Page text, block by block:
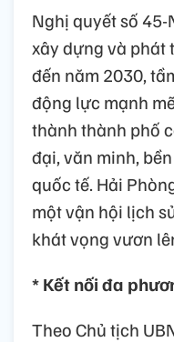
Nghị quyết số
xây dựng và phát
đến năm 2030,
động lực mạnh
thành thành phố
đại, văn minh,
quốc tế. Hải
một vận hội lịch
khát vọng vươn
* Kết nối đa
Theo Chủ tịch